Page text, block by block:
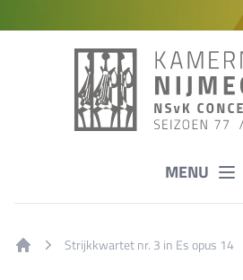
MENU
Strijkkwartet nr. 3 in Es opus 14